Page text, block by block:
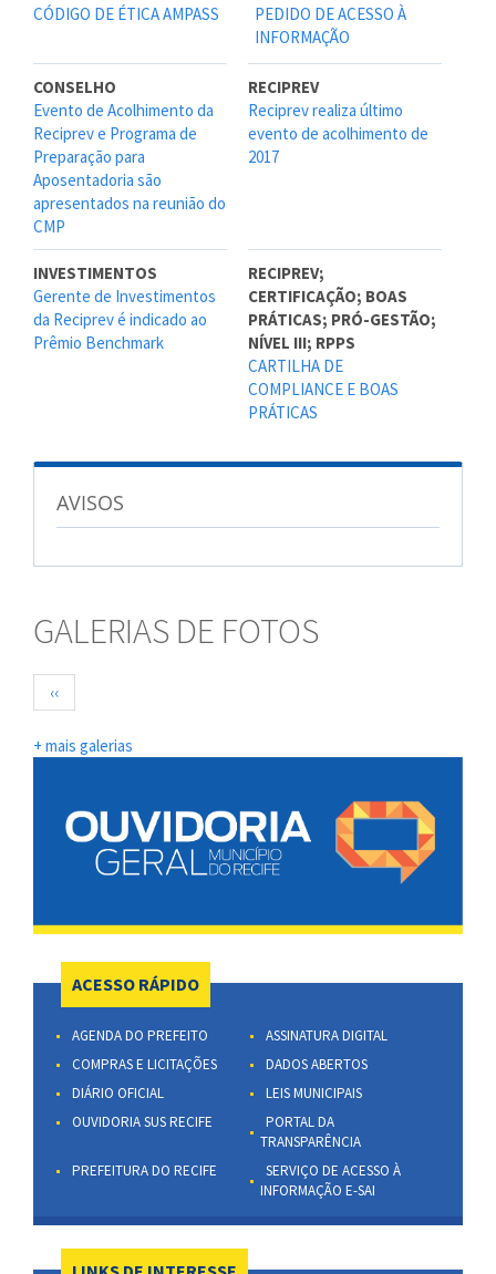
CÓDIGO DE ÉTICA AMPASS
PEDIDO DE ACESSO À
INFORMAÇÃO
CONSELHO
Evento de Acolhimento da
Reciprev e Programa de
Preparação para
Aposentadoria são
apresentados na reunião do
CMP
RECIPREV
Reciprev realiza último
evento de acolhimento de
2017
INVESTIMENTOS
Gerente de Investimentos
da Reciprev é indicado ao
Prêmio Benchmark
RECIPREV;
CERTIFICAÇÃO; BOAS
PRÁTICAS; PRÓ-GESTÃO;
NÍVEL III; RPPS
CARTILHA DE
COMPLIANCE E BOAS
PRÁTICAS
AVISOS
GALERIAS DE FOTOS
Paginação
Página
anterior
‹‹
+ mais galerias
ACESSO RÁPIDO
AGENDA DO PREFEITO
ASSINATURA DIGITAL
COMPRAS E LICITAÇÕES
DADOS ABERTOS
DIÁRIO OFICIAL
LEIS MUNICIPAIS
OUVIDORIA SUS RECIFE
PORTAL DA
TRANSPARÊNCIA
PREFEITURA DO RECIFE
SERVIÇO DE ACESSO À
INFORMAÇÃO E-SAI